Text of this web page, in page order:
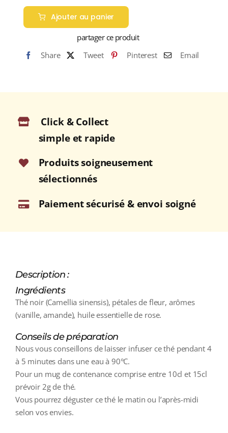
de
TOUR
EIFFEL
noir)
Ajouter au panier
partager ce produit
Share
Tweet Pinterest Email
Click & Collect
simple et rapide
Produits soigneusement
sélectionnés
Paiement sécurisé & envoi soigné
Description :
Ingrédients
Thé noir (Camellia sinensis), pétales de fleur, arômes
(vanille, amande), huile essentielle de rose.
Conseils de préparation
Nous vous conseillons de laisser infuser ce thé pendant 4
à 5 minutes dans une eau à 90°C.
Pour un mug de contenance comprise entre 10cl et 15cl
prévoir 2g de thé.
Vous pourrez déguster ce thé le matin ou l’après-midi
selon vos envies.